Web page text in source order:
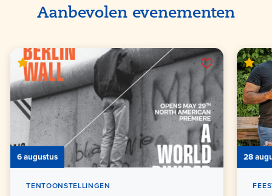
Aanbevolen evenementen
6 augustus
TENTOONSTELLINGEN
28